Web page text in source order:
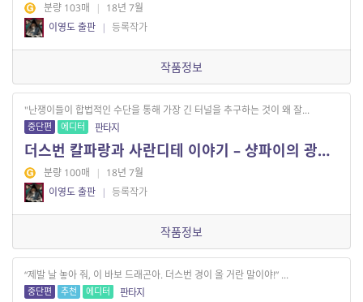
분량 103매 | 18년 7월
이영도 출판 | 등록작가
작품정보
"난쟁이들이 합법적인 수단을 통해 가장 긴 터널을 추구하는 것이 왜 잘...
중단편 에디터 판타지
더스번 칼파랑과 사란디테 이야기 – 샹파이의 광부들 1
분량 100매 | 18년 7월
이영도 출판 | 등록작가
작품정보
“제발 날 놓아 줘, 이 바보 드래곤아. 더스번 경이 올 거란 말이야!” ...
중단편 추천 에디터 판타지